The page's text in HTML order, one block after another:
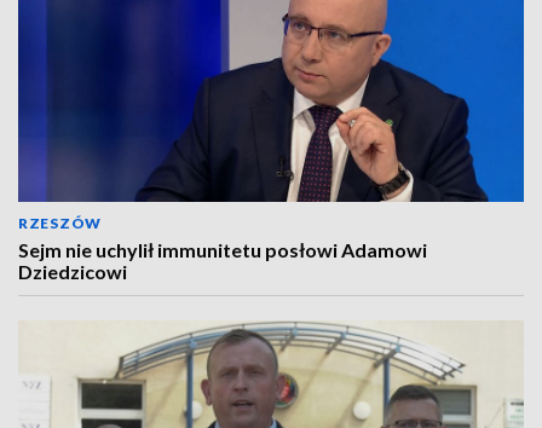
RZESZÓW
Sejm nie uchylił immunitetu posłowi Adamowi
Dziedzicowi